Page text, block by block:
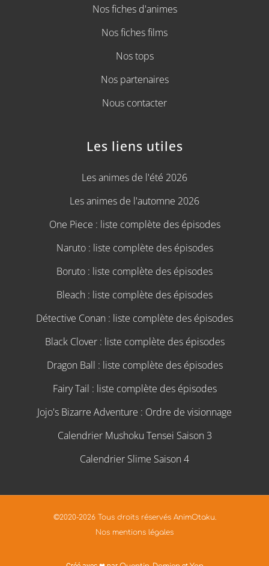
Nos fiches d'animes
Nos fiches films
Nos tops
Nos partenaires
Nous contacter
Les liens utiles
Les animes de l'été 2026
Les animes de l'automne 2026
One Piece : liste complète des épisodes
Naruto : liste complète des épisodes
Boruto : liste complète des épisodes
Bleach : liste complète des épisodes
Détective Conan : liste complète des épisodes
Black Clover : liste complète des épisodes
Dragon Ball : liste complète des épisodes
Fairy Tail : liste complète des épisodes
Jojo's Bizarre Adventure : Ordre de visionnage
Calendrier Mushoku Tensei Saison 3
Calendrier Slime Saison 4
©2020-2026 Tous droits réservés AnimOtaku.
Nos mentions légales